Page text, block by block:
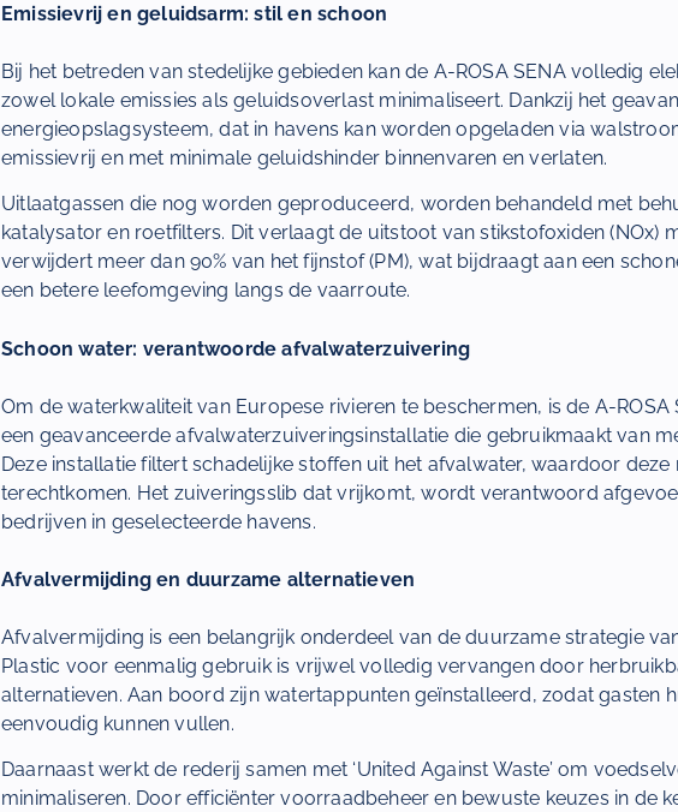
Emissievrij en geluidsarm: stil en schoon
Bij het betreden van stedelijke gebieden kan de A-ROSA SENA volledig
zowel lokale emissies als geluidsoverlast minimaliseert. Dankzij het
energieopslagsysteem, dat in havens kan worden opgeladen via
emissievrij en met minimale geluidshinder binnenvaren en verlaten.
Uitlaatgassen die nog worden geproduceerd, worden behandeld met
katalysator en roetfilters. Dit verlaagt de uitstoot van stikstofoxiden (NOx)
verwijdert meer dan 90% van het fijnstof (PM), wat bijdraagt aan een
een betere leefomgeving langs de vaarroute.
Schoon water: verantwoorde afvalwaterzuivering
Om de waterkwaliteit van Europese rivieren te beschermen, is de A-
een geavanceerde afvalwaterzuiveringsinstallatie die gebruikmaakt van
Deze installatie filtert schadelijke stoffen uit het afvalwater, waardoor deze
terechtkomen. Het zuiveringsslib dat vrijkomt, wordt verantwoord
bedrijven in geselecteerde havens.
Afvalvermijding en duurzame alternatieven
Afvalvermijding is een belangrijk onderdeel van de duurzame strategie
Plastic voor eenmalig gebruik is vrijwel volledig vervangen door
alternatieven. Aan boord zijn watertappunten geïnstalleerd, zodat gasten
eenvoudig kunnen vullen.
Daarnaast werkt de rederij samen met ‘United Against Waste’ om
minimaliseren. Door efficiënter voorraadbeheer en bewuste keuzes in de